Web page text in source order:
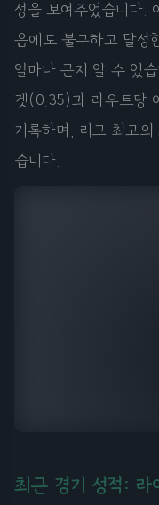
성을 보여주었습니다.
음에도 불구하고 달성
얼마나 큰지 알 수 있
겟(0.35)과 라우트당
기록하며, 리그 최고
습니다.
최근 경기 성적: 라